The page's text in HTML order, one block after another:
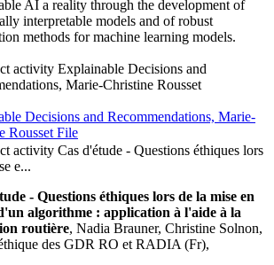
AI a reality through the development of
interpretable models and of robust
methods for machine learning models.
activity Explainable Decisions and
Marie-Christine Rousset
Decisions and Recommendations, Marie-
Rousset File
activity Cas d'étude - Questions éthiques lors
e...
- Questions éthiques lors de la mise en
algorithme : application à l'aide à la
routière, Nadia Brauner, Christine Solnon,
des GDR RO et RADIA (Fr),